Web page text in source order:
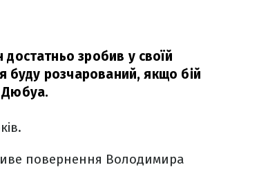
зробив у своїй
буду розчарований, якщо бій
Дюбуа.
повернення Володимира